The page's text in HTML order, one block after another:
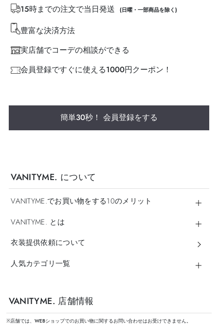
15時までの注文で当日発送
(日曜・一部商品を除く)
豊富な決済方法
実店舗でコーデの相談ができる
会員登録ですぐに使える1000円クーポン！
簡単30秒！ 会員登録をする
VANITYME. について
VANITYME.でお買い物をする10のメリット
VANITYME. とは
衣装提供依頼について
人気カテゴリ一覧
VANITYME. 店舗情報
※店舗では、WEBショップでのお買い物に関するお問い合わせはお受けできません。